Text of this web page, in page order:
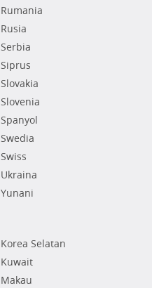
Rumania
Rusia
Serbia
Siprus
Slovakia
Slovenia
Spanyol
Swedia
Swiss
Ukraina
Yunani
Korea Selatan
Kuwait
Makau